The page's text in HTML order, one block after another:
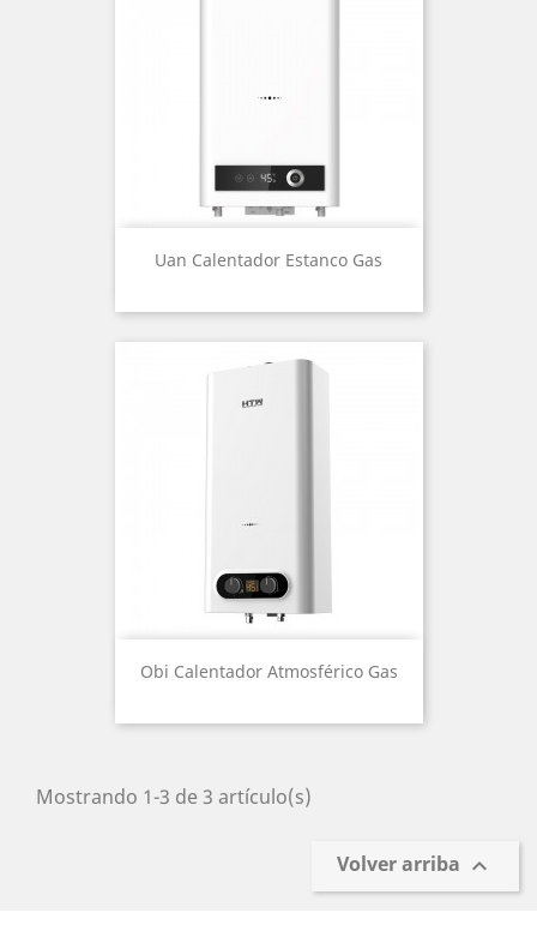
Uan Calentador Estanco Gas
Obi Calentador Atmosférico Gas
Mostrando 1-3 de 3 artículo(s)
Volver arriba 